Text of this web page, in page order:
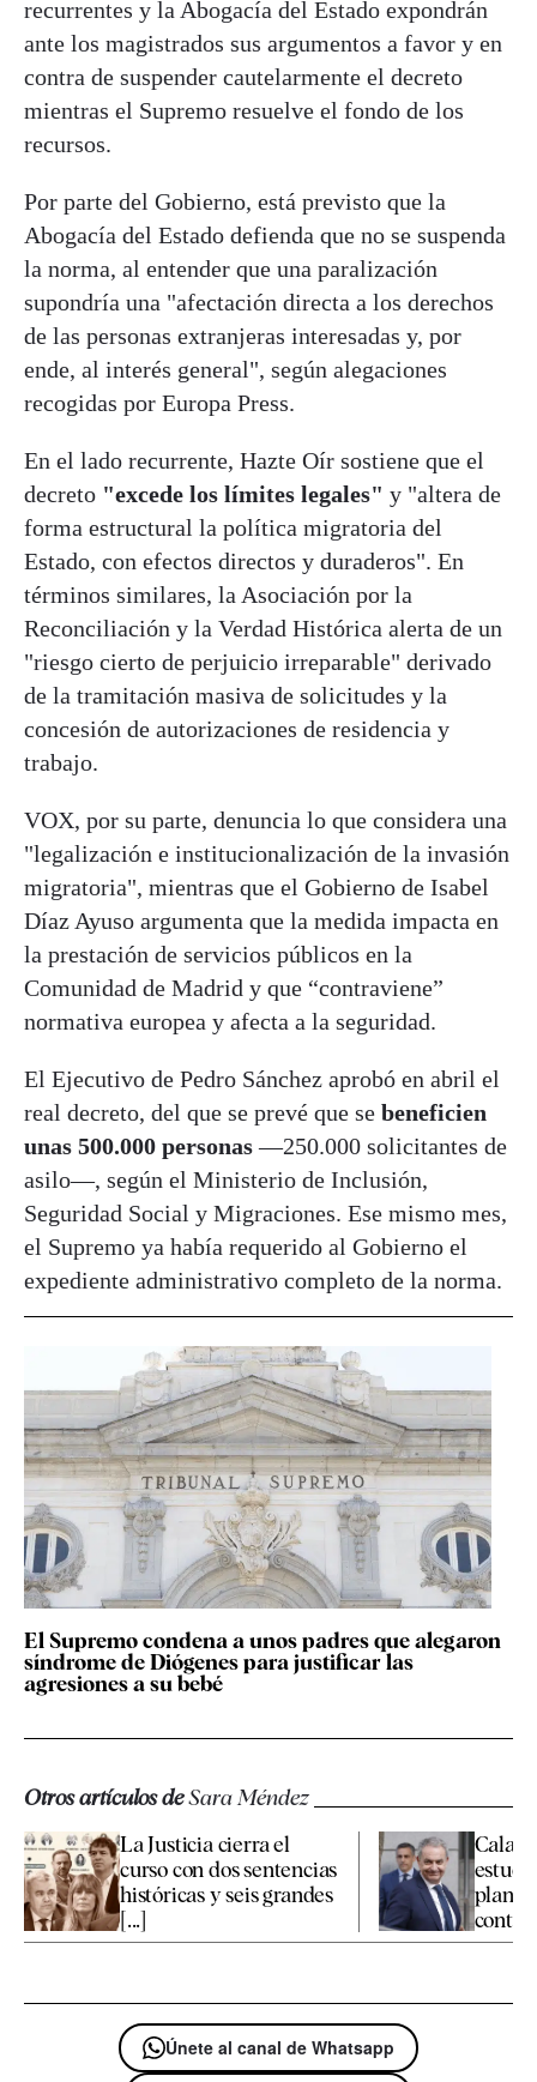
recurrentes y la Abogacía del Estado expondrán
ante los magistrados sus argumentos a favor y en
contra de suspender cautelarmente el decreto
mientras el Supremo resuelve el fondo de los
recursos.
Por parte del Gobierno, está previsto que la
Abogacía del Estado defienda que no se suspenda
la norma, al entender que una paralización
supondría una "afectación directa a los derechos
de las personas extranjeras interesadas y, por
ende, al interés general", según alegaciones
recogidas por Europa Press.
En el lado recurrente, Hazte Oír sostiene que el
decreto "excede los límites legales" y "altera de
forma estructural la política migratoria del
Estado, con efectos directos y duraderos". En
términos similares, la Asociación por la
Reconciliación y la Verdad Histórica alerta de un
"riesgo cierto de perjuicio irreparable" derivado
de la tramitación masiva de solicitudes y la
concesión de autorizaciones de residencia y
trabajo.
VOX, por su parte, denuncia lo que considera una
"legalización e institucionalización de la invasión
migratoria", mientras que el Gobierno de Isabel
Díaz Ayuso argumenta que la medida impacta en
la prestación de servicios públicos en la
Comunidad de Madrid y que “contraviene”
normativa europea y afecta a la seguridad.
El Ejecutivo de Pedro Sánchez aprobó en abril el
real decreto, del que se prevé que se beneficien
unas 500.000 personas—250.000 solicitantes de
asilo—, según el Ministerio de Inclusión,
Seguridad Social y Migraciones. Ese mismo mes,
el Supremo ya había requerido al Gobierno el
expediente administrativo completo de la norma.
El Supremo condena a unos padres que alegaron
síndrome de Diógenes para justificar las
agresiones a su bebé
Otros artículos deSara Méndez
La Justicia cierra el
curso con dos sentencias
históricas y seis grandes
[...]
contra
Únete al canal de Whatsapp